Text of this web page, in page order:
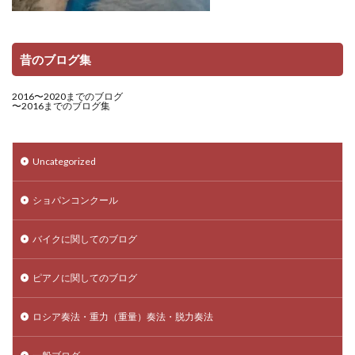
昔のブログ集
2016〜2020までのブログ
〜2016までのブログ集
Uncategorized
ショパンコンクール
バイクに関してのブログ
ピアノに関してのブログ
ロシア奏法・重力（重量）奏法・脱力奏法